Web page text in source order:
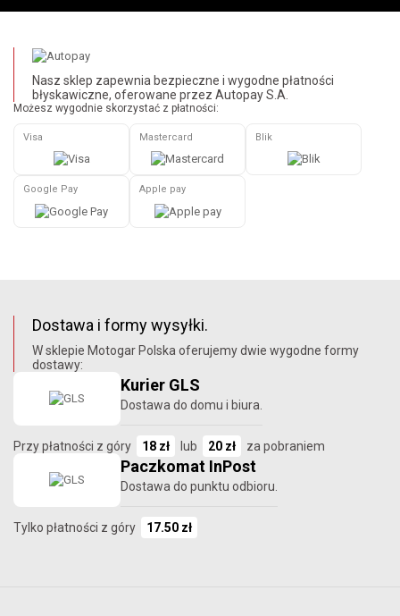
Nasz sklep zapewnia bezpieczne i wygodne płatności
błyskawiczne, oferowane przez Autopay S.A.
Możesz wygodnie skorzystać z płatności:
Visa Mastercard Blik
Google Pay Apple pay
Dostawa i formy wysyłki.
W sklepie Motogar Polska oferujemy dwie wygodne formy
dostawy:
Kurier GLS
Dostawa do domu i biura.
Przy płatności z góry 18 zł lub 20 zł za pobraniem
Paczkomat InPost
Dostawa do punktu odbioru.
Tylko płatności z góry 17.50 zł